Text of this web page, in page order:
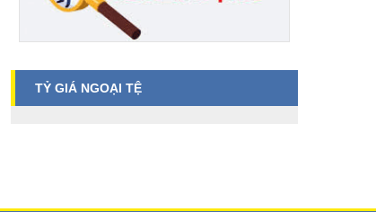
TỶ GIÁ NGOẠI TỆ